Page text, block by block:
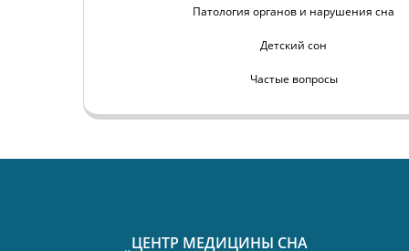
Патология органов и нарушения сна
Детский сон
Частые вопросы
ЦЕНТР МЕДИЦИНЫ СНА